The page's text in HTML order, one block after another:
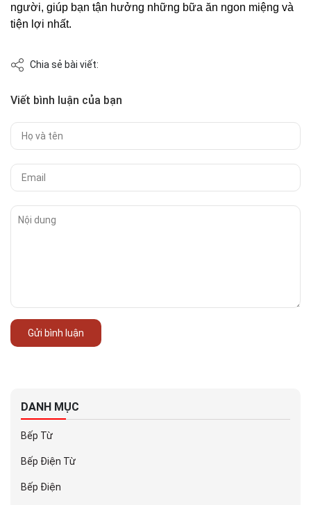
người, giúp bạn tận hưởng những bữa ăn ngon miệng và
tiện lợi nhất.
Chia sẻ bài viết:
Viết bình luận của bạn
Gửi bình luận
DANH MỤC
Bếp Từ
Bếp Điện Từ
Bếp Điện